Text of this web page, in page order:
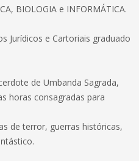
BIOLOGIA e INFORMÁTICA.
Jurídicos e Cartoriais graduado
de Umbanda Sagrada,
horas consagradas para
de terror, guerras históricas,